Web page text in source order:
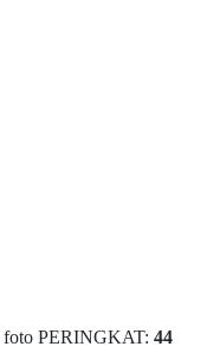
foto PERINGKAT: 44